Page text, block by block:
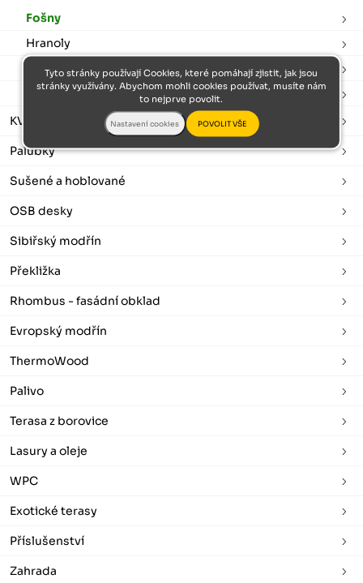
Fošny
Hranoly
Prkna
Latě
KVH hranoly
Palubky
Sušené a hoblované
OSB desky
Sibiřský modřín
Překližka
Rhombus - fasádní obklad
Evropský modřín
ThermoWood
Palivo
Terasa z borovice
Lasury a oleje
WPC
Exotické terasy
Příslušenství
Zahrada
Tyto stránky používají Cookies, které pomáhají zjistit, jak jsou
stránky využívány. Abychom mohli cookies používat, musíte nám
to nejprve povolit.